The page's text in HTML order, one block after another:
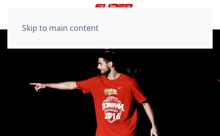
Skip to main content